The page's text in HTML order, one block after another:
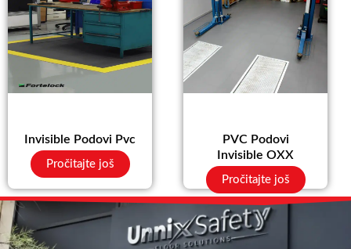
Invisible Podovi Pvc
Pročitajte još
PVC Podovi
Invisible OXX
Pročitajte još